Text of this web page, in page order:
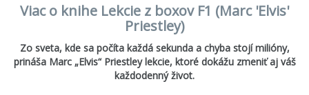
Viac o knihe Lekcie z boxov F1 (Marc 'Elvis'
Priestley)
Zo sveta, kde sa počíta každá sekunda a chyba stojí milióny,
prináša Marc „Elvis“ Priestley lekcie, ktoré dokážu zmeniť aj váš
každodenný život.